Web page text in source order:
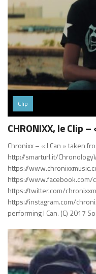
Clip
CHRONIXX, le Clip
Chronixx – « I Can » taken
http://smarturl.it/
https://
https://www.facebook.com/
https://twitter.com/
https://instagram.com/
performing I Can. (C) 2017